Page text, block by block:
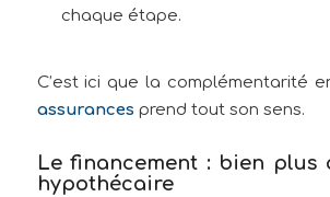
chaque étape.
C’est ici que la complémentarité
assurancesprend tout son sens.
Le financement : bien plus
hypothécaire